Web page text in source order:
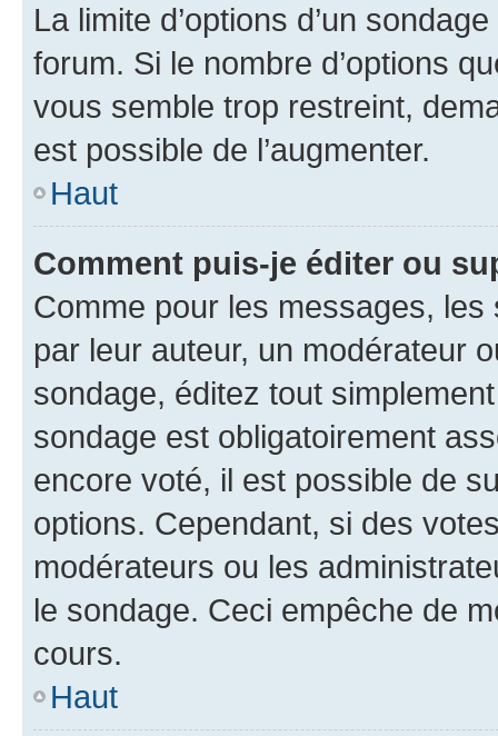
La limite d’options d’un
forum. Si le nombre d’options
vous semble trop restreint,
est possible de l’augmenter.
Haut
Comment puis-je éditer ou
Comme pour les messages,
par leur auteur, un modérateur
sondage, éditez tout
sondage est obligatoirement
encore voté, il est possible de
options. Cependant, si des
modérateurs ou les
le sondage. Ceci empêche de
cours.
Haut